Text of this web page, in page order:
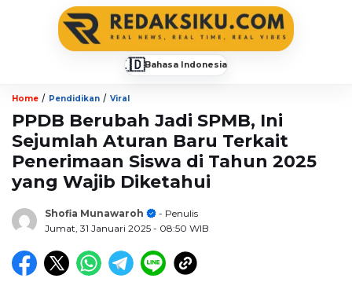
🇮🇩Bahasa Indonesia
Home / Pendidikan / Viral
PPDB Berubah Jadi SPMB, Ini
Sejumlah Aturan Baru Terkait
Penerimaan Siswa di Tahun 2025
yang Wajib Diketahui
Shofia Munawaroh
- Penulis
Jumat, 31 Januari 2025 - 08:50 WIB